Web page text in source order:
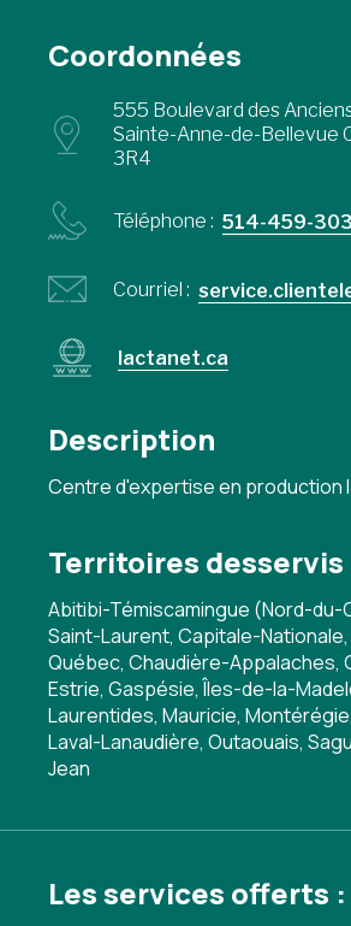
Coordonnées
555 Boulevard des
Sainte-Anne-de-Bellevue
3R4
Téléphone : 514-459-
Courriel :
lactanet.ca
Description
Centre d'expertise en production
Territoires desservis
Abitibi-Témiscamingue (Nord-du-
Saint-Laurent, Capitale-
Québec, Chaudière-Appalaches,
Estrie, Gaspésie, Îles-de-la-
Laurentides, Mauricie,
Laval-Lanaudière, Outaouais,
Jean
Les services offerts :